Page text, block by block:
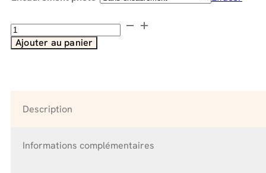
quantité
de
Stimulation
safran"
Ajouter au panier
Description
Informations complémentaires